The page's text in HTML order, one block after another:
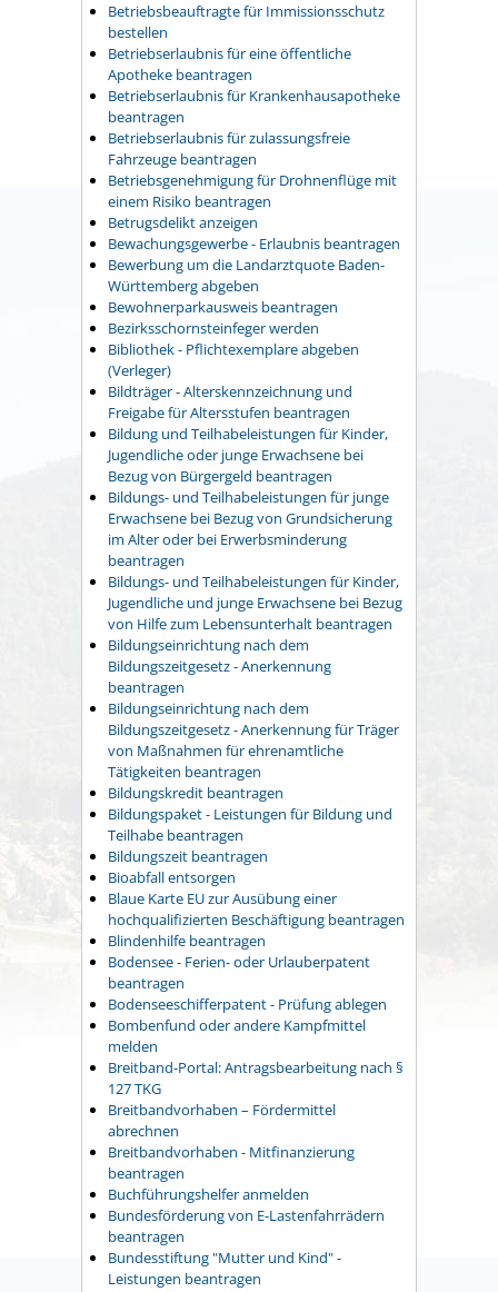
Betriebsbeauftragte für Immissionsschutz
bestellen
Betriebserlaubnis für eine öffentliche
Apotheke beantragen
Betriebserlaubnis für Krankenhausapotheke
beantragen
Betriebserlaubnis für zulassungsfreie
Fahrzeuge beantragen
Betriebsgenehmigung für Drohnenflüge mit
einem Risiko beantragen
Betrugsdelikt anzeigen
Bewachungsgewerbe - Erlaubnis beantragen
Bewerbung um die Landarztquote Baden-
Württemberg abgeben
Bewohnerparkausweis beantragen
Bezirksschornsteinfeger werden
Bibliothek - Pflichtexemplare abgeben
(Verleger)
Bildträger - Alterskennzeichnung und
Freigabe für Altersstufen beantragen
Bildung und Teilhabeleistungen für Kinder,
Jugendliche oder junge Erwachsene bei
Bezug von Bürgergeld beantragen
Bildungs- und Teilhabeleistungen für junge
Erwachsene bei Bezug von Grundsicherung
im Alter oder bei Erwerbsminderung
beantragen
Bildungs- und Teilhabeleistungen für Kinder,
Jugendliche und junge Erwachsene bei Bezug
von Hilfe zum Lebensunterhalt beantragen
Bildungseinrichtung nach dem
Bildungszeitgesetz - Anerkennung
beantragen
Bildungseinrichtung nach dem
Bildungszeitgesetz - Anerkennung für Träger
von Maßnahmen für ehrenamtliche
Tätigkeiten beantragen
Bildungskredit beantragen
Bildungspaket - Leistungen für Bildung und
Teilhabe beantragen
Bildungszeit beantragen
Bioabfall entsorgen
Blaue Karte EU zur Ausübung einer
hochqualifizierten Beschäftigung beantragen
Blindenhilfe beantragen
Bodensee - Ferien- oder Urlauberpatent
beantragen
Bodenseeschifferpatent - Prüfung ablegen
Bombenfund oder andere Kampfmittel
melden
Breitband-Portal: Antragsbearbeitung nach §
127 TKG
Breitbandvorhaben – Fördermittel
abrechnen
Breitbandvorhaben - Mitfinanzierung
beantragen
Buchführungshelfer anmelden
Bundesförderung von E-Lastenfahrrädern
beantragen
Bundesstiftung "Mutter und Kind" -
Leistungen beantragen